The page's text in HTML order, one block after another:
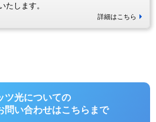
たします。
詳細はこちら
ツ光についての
問い合わせはこちらまで